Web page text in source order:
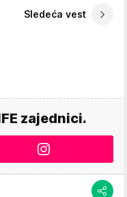
Sledeća vest
zajednici.